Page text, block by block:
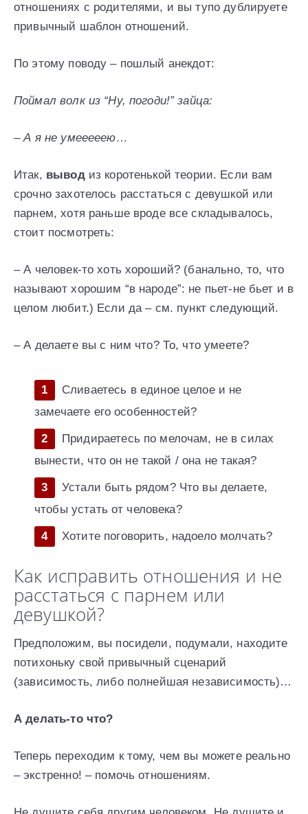
отношениях с родителями, и вы тупо дублируете
привычный шаблон отношений.
По этому поводу – пошлый анекдот:
Поймал волк из “Ну, погоди!” зайца:
– А я не умееееею…
Итак, выводиз коротенькой теории. Если вам
срочно захотелось расстаться с девушкой или
парнем, хотя раньше вроде все складывалось,
стоит посмотреть:
– А человек-то хоть хороший? (банально, то, что
называют хорошим “в народе”: не пьет-не бьет и в
целом любит.) Если да – см. пункт следующий.
– А делаете вы с ним что? То, что умеете?
Сливаетесь в единое целое и не
замечаете его особенностей?
Придираетесь по мелочам, не в силах
вынести, что он не такой / она не такая?
Устали быть рядом? Что вы делаете,
чтобы устать от человека?
Хотите поговорить, надоело молчать?
Как исправить отношения и не
расстаться с парнем или
девушкой?
Предположим, вы посидели, подумали, находите
потихоньку свой привычный сценарий
(зависимость, либо полнейшая независимость)…
А делать-то что?
Теперь переходим к тому, чем вы можете реально
– экстренно! – помочь отношениям.